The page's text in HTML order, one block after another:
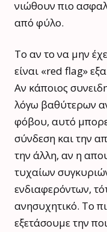
νιώθουν πιο
από φύλο.
Το αν το να μην
είναι «red flag»
Αν κάποιος
λόγω βαθύτερων
φόβου, αυτό
σύνδεση και την
την άλλη, αν η
τυχαίων
ενδιαφερόντων,
ανησυχητικό. Το
εξετάσουμε την